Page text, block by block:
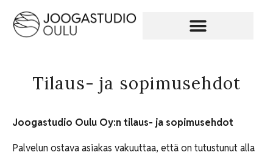
Tilaus- ja sopimusehdot
Joogastudio Oulu Oy:n tilaus- ja sopimusehdot
Palvelun ostava asiakas vakuuttaa, että on tutustunut alla